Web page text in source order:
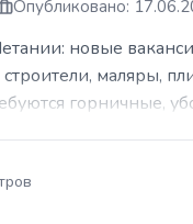
Опубликовано:
новые
маляры,
горничные,